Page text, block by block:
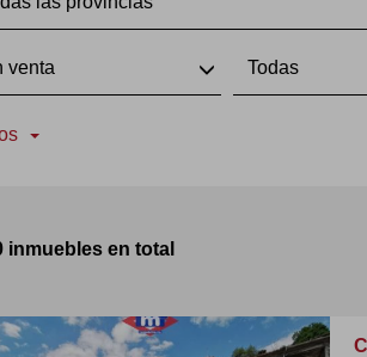
venta Todas
inmuebles en total
Next